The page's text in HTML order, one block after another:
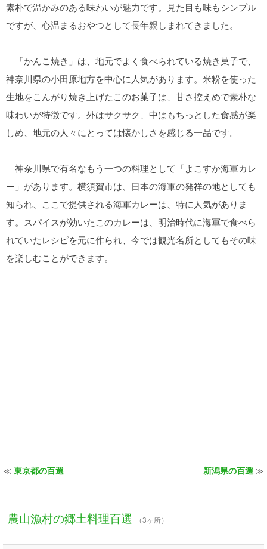
素朴で温かみのある味わいが魅力です。見た目も味もシンプル
ですが、心温まるおやつとして長年親しまれてきました。
「かんこ焼き」は、地元でよく食べられている焼き菓子で、
神奈川県の小田原地方を中心に人気があります。米粉を使った
生地をこんがり焼き上げたこのお菓子は、甘さ控えめで素朴な
味わいが特徴です。外はサクサク、中はもちっとした食感が楽
しめ、地元の人々にとっては懐かしさを感じる一品です。
神奈川県で有名なもう一つの料理として「よこすか海軍カレ
ー」があります。横須賀市は、日本の海軍の発祥の地としても
知られ、ここで提供される海軍カレーは、特に人気がありま
す。スパイスが効いたこのカレーは、明治時代に海軍で食べら
れていたレシピを元に作られ、今では観光名所としてもその味
を楽しむことができます。
≪ 東京都の百選 新潟県の百選 ≫
農山漁村の郷土料理百選 （3ヶ所）